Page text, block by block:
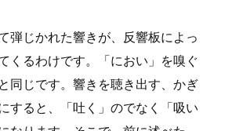
弾じかれた響きが、反響板によっ
くるわけです。「におい」を嗅ぐ
同じです。響きを聴き出す、かぎ
すると、「吐く」のでなく「吸い